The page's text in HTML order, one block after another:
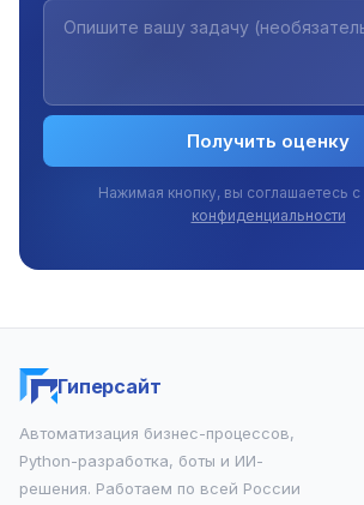
Получить оценку
Нажимая кнопку, вы соглашаетесь с
конфиденциальности
Гиперсайт
Автоматизация бизнес-процессов,
Python-разработка, боты и ИИ-
решения. Работаем по всей России